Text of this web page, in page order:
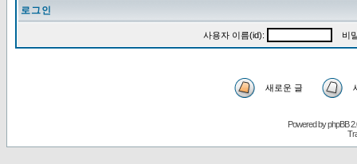
로그인
사용자 이름(id): 비
새로운 글
Powered byphpBB